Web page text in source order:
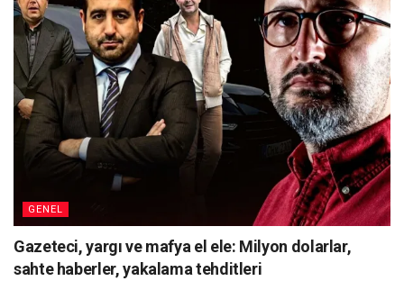
GENEL
Gazeteci, yargı ve mafya el ele: Milyon dolarlar,
sahte haberler, yakalama tehditleri